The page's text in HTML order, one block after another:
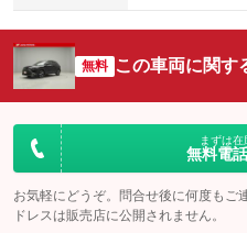
無料 この車両に関す
まずは
無料電
お気軽にどうぞ。問合せ後に何度もご
ドレスは販売店に公開されません。